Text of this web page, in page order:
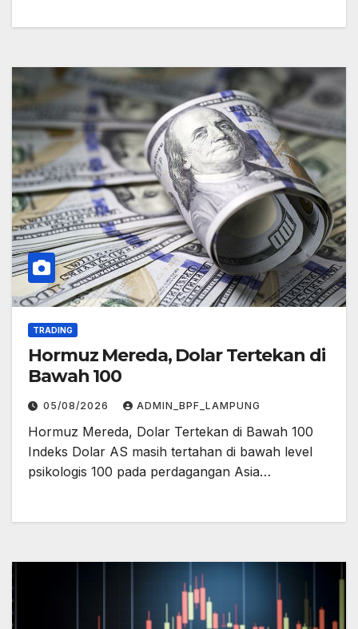
TRADING
Hormuz Mereda, Dolar Tertekan di
Bawah 100
05/08/2026 ADMIN_BPF_LAMPUNG
Hormuz Mereda, Dolar Tertekan di Bawah 100
Indeks Dolar AS masih tertahan di bawah level
psikologis 100 pada perdagangan Asia…